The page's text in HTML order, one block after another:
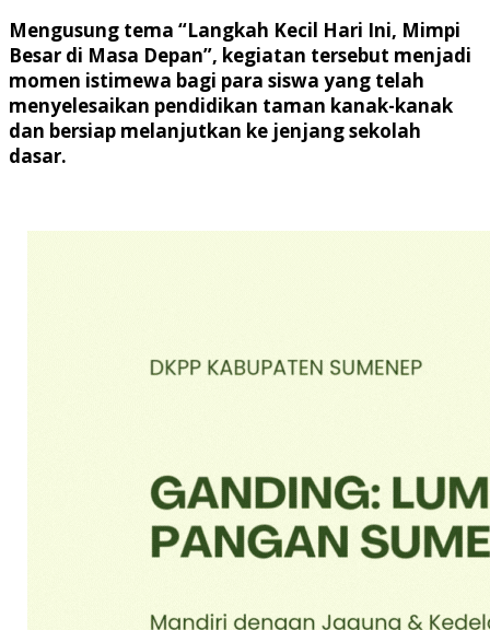
Mengusung tema “Langkah Kecil Hari Ini, Mimpi
Besar di Masa Depan”, kegiatan tersebut menjadi
momen istimewa bagi para siswa yang telah
menyelesaikan pendidikan taman kanak-kanak
dan bersiap melanjutkan ke jenjang sekolah
dasar.